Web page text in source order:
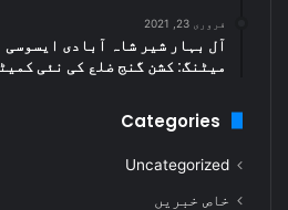
فروری 23, 2021
آل بہار شیر شاہ آبادی ایسوسی
میٹنگ: کشن گنج ضلع کی نئی
Categories
Uncategorized
خاص خبریں